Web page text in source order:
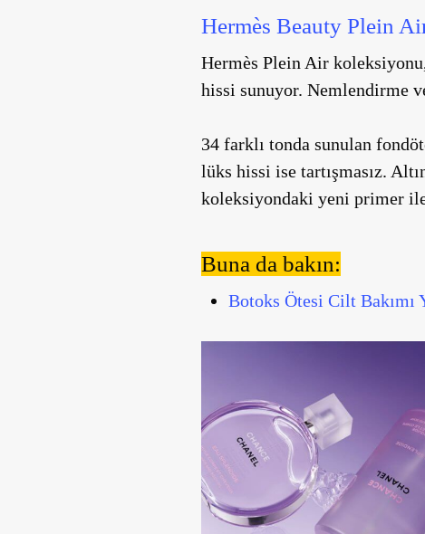
Hermès Beauty Plein
Hermès Plein Air
hissi sunuyor. Nemlendirme
34 farklı tonda sunulan
lüks hissi ise tartışmasız.
koleksiyondaki yeni primer
Buna da bakın:
Botoks Ötesi Cilt Bakımı